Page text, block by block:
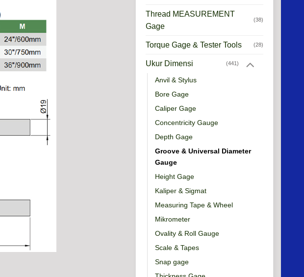
Thread MEASUREMENT
Gage
(38)
Torque Gage & Tester Tools (28)
Ukur Dimensi (441)
Anvil & Stylus
Bore Gage
Caliper Gage
Concentricity Gauge
Depth Gage
Groove & Universal Diameter
Gauge
Height Gage
Kaliper & Sigmat
Measuring Tape & Wheel
Mikrometer
Ovality & Roll Gauge
Scale & Tapes
Snap gage